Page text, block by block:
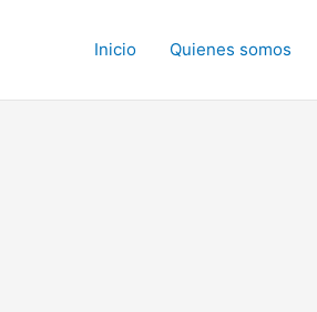
Inicio Quienes somos